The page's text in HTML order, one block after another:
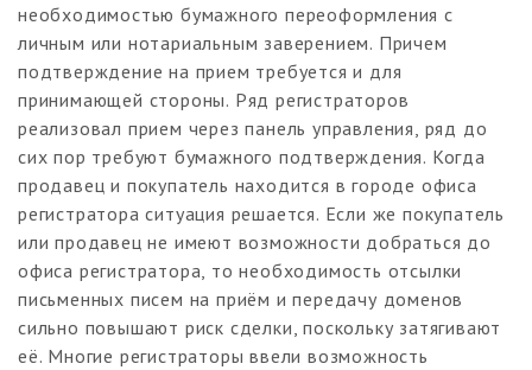
необходимостью бумажного переоформления с
личным или нотариальным заверением. Причем
подтверждение на прием требуется и для
принимающей стороны. Ряд регистраторов
реализовал прием через панель управления, ряд до
сих пор требуют бумажного подтверждения. Когда
продавец и покупатель находится в городе офиса
регистратора ситуация решается. Если же покупатель
или продавец не имеют возможности добраться до
офиса регистратора, то необходимость отсылки
письменных писем на приём и передачу доменов
сильно повышают риск сделки, поскольку затягивают
её. Многие регистраторы ввели возможность